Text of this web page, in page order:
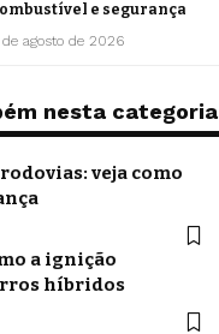
e segurança
de agosto de 2026
nesta categoria
veja como
a ignição
híbridos